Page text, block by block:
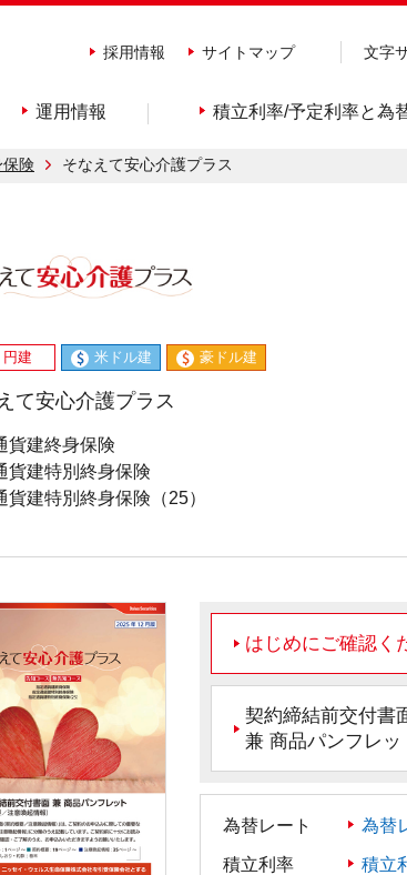
採用情報 サイトマップ 文字
運用情報 積立利率/予定利率と為
保険 そなえて安心介護プラス
円建 米ドル建 豪ドル建
て安心介護プラス
貨建終身保険
貨建特別終身保険
貨建特別終身保険（25）
はじめにご確認く
契約締結前交付書
兼 商品パンフレッ
為替レート 為替
積立利率 積立